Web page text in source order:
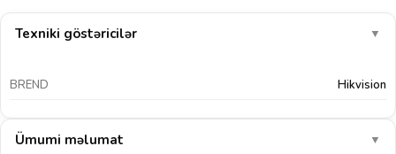
Texniki göstəricilər ▼
BREND Hikvision
Ümumi məlumat ▼